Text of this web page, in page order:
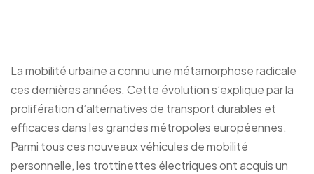
La mobilité urbaine a connu une métamorphose radicale
ces dernières années. Cette évolution s’explique par la
prolifération d’alternatives de transport durables et
efficaces dans les grandes métropoles européennes.
Parmi tous ces nouveaux véhicules de mobilité
personnelle, les trottinettes électriques ont acquis un